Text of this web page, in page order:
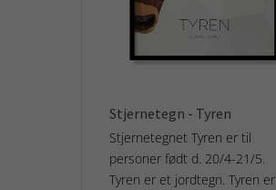
Stjernetegn - Tyren
Stjernetegnet Tyren er til
personer født d. 20/4-21/5.
Tyren er et jordtegn. Tyren er